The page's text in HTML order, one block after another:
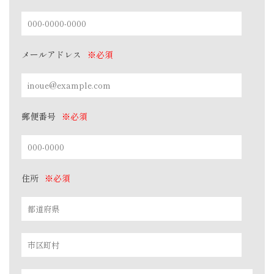
メールアドレス ※必須
郵便番号 ※必須
住所 ※必須